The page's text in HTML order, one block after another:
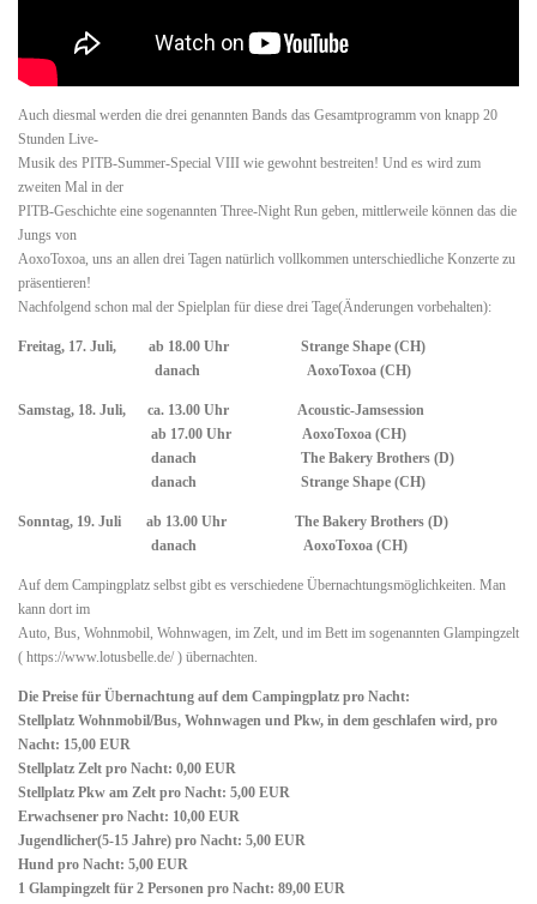
Auch diesmal werden die drei genannten Bands das Gesamtprogramm von knapp 20
Stunden Live-
Musik des PITB-Summer-Special VIII wie gewohnt bestreiten! Und es wird zum
zweiten Mal in der
PITB-Geschichte eine sogenannten Three-Night Run geben, mittlerweile können das die
Jungs von
AoxoToxoa, uns an allen drei Tagen natürlich vollkommen unterschiedliche Konzerte zu
präsentieren!
Nachfolgend schon mal der Spielplan für diese drei Tage(Änderungen vorbehalten):
Freitag, 17. Juli, ab 18.00 Uhr Strange Shape (CH)
danach AoxoToxoa (CH)
Samstag, 18. Juli, ca. 13.00 Uhr Acoustic-Jamsession
ab 17.00 Uhr AoxoToxoa (CH)
danach The Bakery Brothers (D)
danach Strange Shape (CH)
Sonntag, 19. Juli ab 13.00 Uhr The Bakery Brothers (D)
danach AoxoToxoa (CH)
Auf dem Campingplatz selbst gibt es verschiedene Übernachtungsmöglichkeiten. Man
kann dort im
Auto, Bus, Wohnmobil, Wohnwagen, im Zelt, und im Bett im sogenannten Glampingzelt
( https://www.lotusbelle.de/ ) übernachten.
Die Preise für Übernachtung auf dem Campingplatz pro Nacht:
Stellplatz Wohnmobil/Bus, Wohnwagen und Pkw, in dem geschlafen wird, pro
Nacht: 15,00 EUR
Stellplatz Zelt pro Nacht: 0,00 EUR
Stellplatz Pkw am Zelt pro Nacht: 5,00 EUR
Erwachsener pro Nacht: 10,00 EUR
Jugendlicher(5-15 Jahre) pro Nacht: 5,00 EUR
Hund pro Nacht: 5,00 EUR
1 Glampingzelt für 2 Personen pro Nacht: 89,00 EUR